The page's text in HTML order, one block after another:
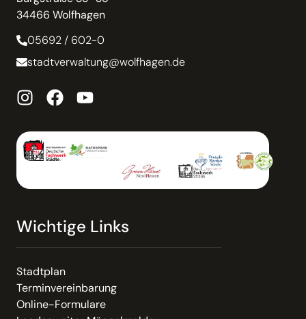
34466 Wolfhagen
05692 / 602-0
stadtverwaltung@wolfhagen.de
Wichtige Links
Stadtplan
Terminvereinbarung
Online-Formulare